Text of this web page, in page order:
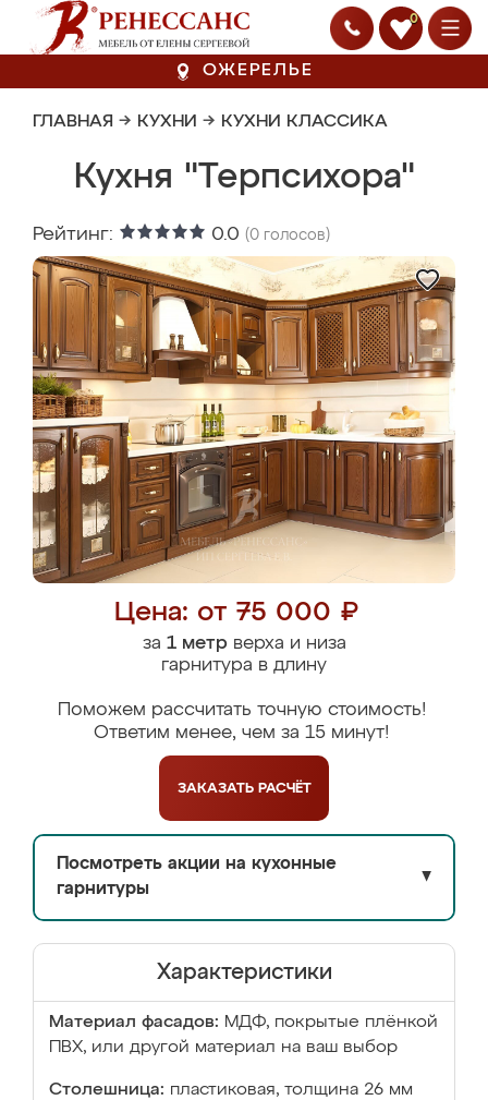
0
ОЖЕРЕЛЬЕ
ГЛАВНАЯ → КУХНИ → КУХНИ КЛАССИКА
Кухня "Терпсихора"
Рейтинг: 0.0 (0 голосов)
Цена: от 75 000 ₽
за 1 метрверха и низа
гарнитура в длину
Поможем рассчитать точную стоимость!
Ответим менее, чем за 15 минут!
ЗАКАЗАТЬ РАСЧЁТ
Посмотреть акции на кухонные
гарнитуры
▼
Характеристики
Материал фасадов: МДФ, покрытые плёнкой
ПВХ, или другой материал на ваш выбор
Столешница: пластиковая, толщина 26 мм